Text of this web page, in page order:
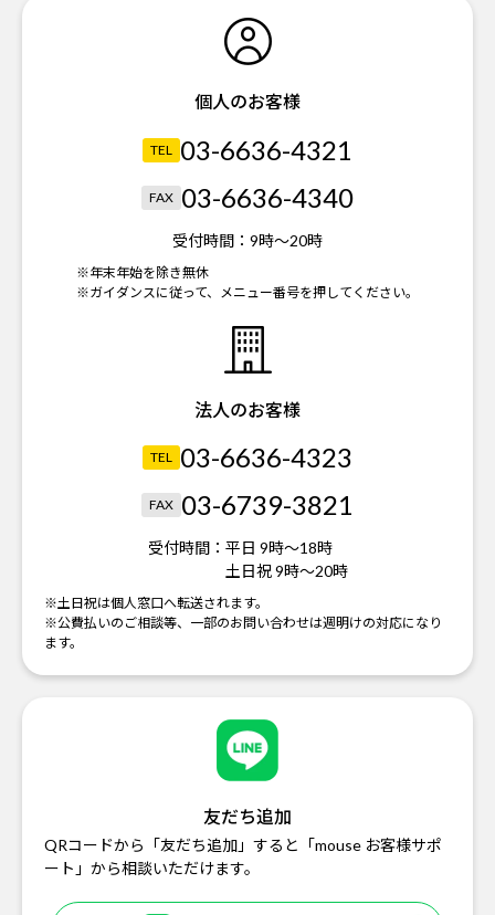
個人のお客様
TEL 03-6636-4321
FAX 03-6636-4340
受付時間： 9時～20時
※年末年始を除き無休
※ガイダンスに従って、メニュー番号を押してください。
法人のお客様
TEL 03-6636-4323
FAX 03-6739-3821
受付時間： 平日 9時～18時
土日祝 9時～20時
※土日祝は個人窓口へ転送されます。
※公費払いのご相談等、一部のお問い合わせは週明けの対応になり
ます。
友だち追加
QRコードから「友だち追加」すると「mouse お客様サポ
ート」から相談いただけます。